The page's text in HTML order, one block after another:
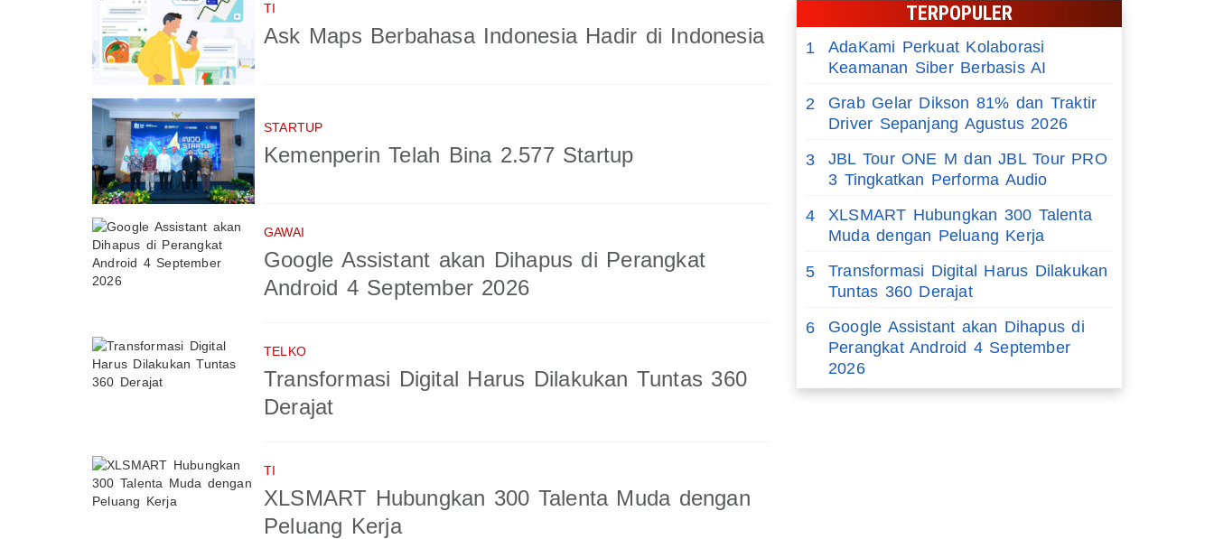
TI
Ask Maps Berbahasa Indonesia Hadir di Indonesia
STARTUP
Kemenperin Telah Bina 2.577 Startup
GAWAI
Google Assistant akan Dihapus di Perangkat
Android 4 September 2026
TELKO
Transformasi Digital Harus Dilakukan Tuntas 360
Derajat
TI
XLSMART Hubungkan 300 Talenta Muda dengan
Peluang Kerja
TERPOPULER
1
AdaKami Perkuat Kolaborasi
Keamanan Siber Berbasis AI
2
Grab Gelar Dikson 81% dan Traktir
Driver Sepanjang Agustus 2026
3
JBL Tour ONE M dan JBL Tour PRO
3 Tingkatkan Performa Audio
4
XLSMART Hubungkan 300 Talenta
Muda dengan Peluang Kerja
5
Transformasi Digital Harus Dilakukan
Tuntas 360 Derajat
6
Google Assistant akan Dihapus di
Perangkat Android 4 September
2026